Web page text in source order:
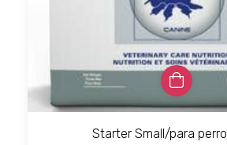
Starter Small/para